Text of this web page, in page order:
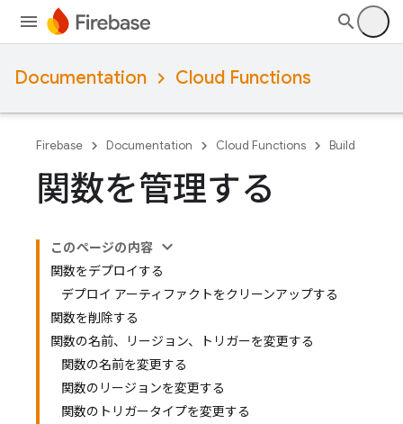
Documentation Cloud Functions
Firebase Documentation Cloud Functions Build
関数を管理する
このページの内容
関数をデプロイする
デプロイ アーティファクトをクリーンアップする
関数を削除する
関数の名前、リージョン、トリガーを変更する
関数の名前を変更する
関数のリージョンを変更する
関数のトリガータイプを変更する